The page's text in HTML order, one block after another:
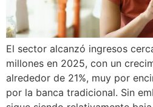
El sector alcanzó ingresos
millones en 2025, con un
alrededor de 21%, muy por
por la banca tradicional. Sin